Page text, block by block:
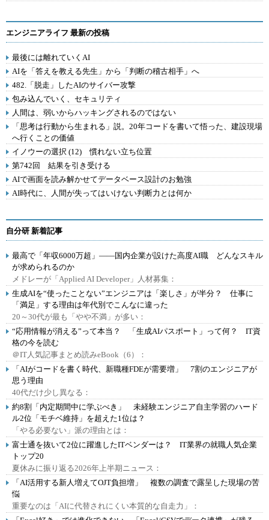
エンジニアライフ 最新の投稿
最後には離れていくAI
AIを「答えを教える先生」から「判断の稽古相手」へ
482.「脱走」したAIのサイバー攻撃
包み込んでいく、セキュリティ
人間は、弱いからハッキングされるのではない
「思考は行動から生まれる」説。20年コードを書いて悟った、建設現場
へ行くことの価値
イノウーの選択 (12) 慣れない立ち位置
第742回 結果を引き受ける
AIで画面を読み解かせてデータベース設計のお勉強
AI時代に、人間が失ってはいけない判断力とは何か
自分研 新着記事
最高で「年収6000万超」――国内企業が設けた高度AI職 どんなスキル
が求められるのか
メドレーが「Applied AI Developer」人材募集：
生成AIを“使ったことない”エンジニアは「楽しさ」が半分？ 仕事に
「満足」する理由は年代別でこんなに違った
20～30代が最も「やや不満」が多い：
“応用情報が消える”って本当？ 「生成AIパスポート」って何？ IT資
格の今を読む
＠IT人気記事まとめ読みeBook（6）：
「AIがコードを書く時代、新職種FDEが需要増」 7割のエンジニアが
思う理由
40代だけ少し異なる：
約8割「内定期間中に学ぶべき」 未経験エンジニア自主学習のハード
ル2位「モチベ維持」を超えた1位は？
「やる必要ない」派の理由とは：
富士通を抜いて2位に躍進したITベンダーは？ IT業界の就職人気企業
トップ20
夏休みに振り返る2026年上半期ニュース：
「AI活用する新人増えてOJT負担増」 複数の調査で露呈した現場の苦
悩
重要なのは「AIに代替されにくい本質的な自走力」：